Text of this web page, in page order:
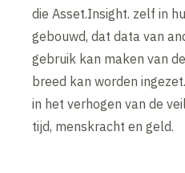
die Asset.Insight. zelf in
gebouwd, dat data van
gebruik kan maken van
breed kan worden
in het verhogen van de
tijd, menskracht en geld.